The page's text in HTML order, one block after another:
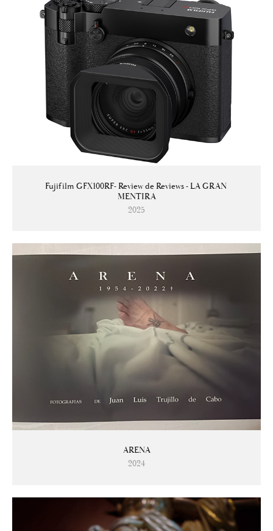
Fujifilm GFX100RF- Review de Reviews - LA GRAN
MENTIRA
2025
ARENA
2024